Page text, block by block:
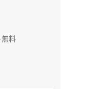
料